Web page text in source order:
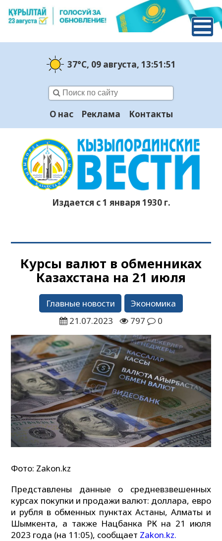
37°C, 09 августа, 13:51:52
О нас Реклама Контакты
Издается с 1 января 1930 г.
Курсы валют в обменниках
Казахстана на 21 июля
Главные новости
Экономика
21.07.2023
797 0
Фото: Zakon.kz
Представлены данные о средневзвешенных
курсах покупки и продажи валют: доллара, евро
и рубля в обменных пунктах Астаны, Алматы и
Шымкента, а также Нацбанка РК на 21 июля
2023 года (на 11:05), сообщает Zakon.kz.